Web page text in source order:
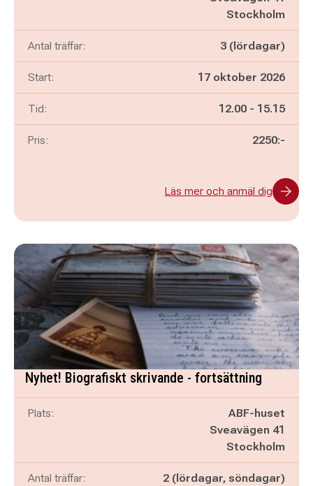
Stockholm
Antal träffar: 3 (lördagar)
Start: 17 oktober 2026
Tid: Pågår mellan
12.00 - och
15.15
Pris: 2250:-
Läs mer och anmäl dig
Nyhet! Biografiskt skrivande - fortsättning
Plats:
ABF-huset
Sveavägen 41
Stockholm
Antal träffar: 2 (lördagar, söndagar)